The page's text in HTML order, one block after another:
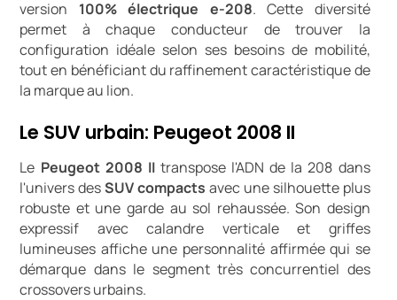
version 100% électrique e-208. Cette diversité
permet à chaque conducteur de trouver la
configuration idéale selon ses besoins de mobilité,
tout en bénéficiant du raffinement caractéristique de
la marque au lion.
Le SUV urbain: Peugeot 2008 II
Le Peugeot 2008 IItranspose l'ADN de la 208 dans
l'univers desSUV compacts avec une silhouette plus
robuste et une garde au sol rehaussée. Son design
expressif avec calandre verticale et griffes
lumineuses affiche une personnalité affirmée qui se
démarque dans le segment très concurrentiel des
crossovers urbains.